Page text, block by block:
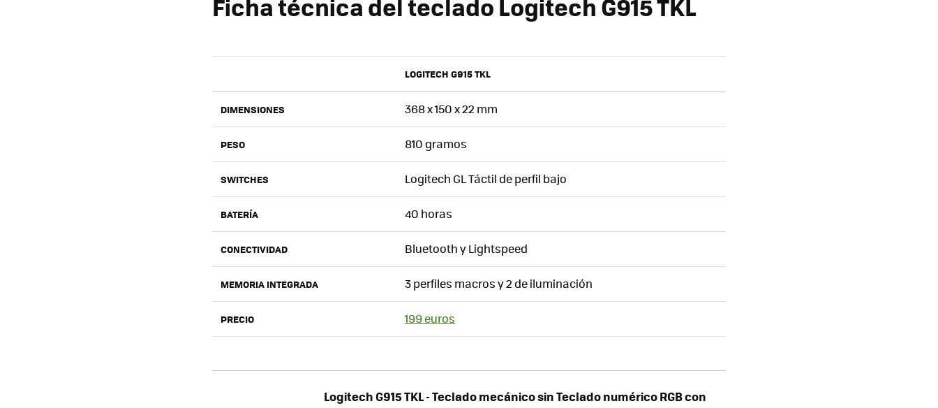
Ficha técnica del teclado Logitech G915 TKL
LOGITECH G915 TKL
DIMENSIONES 368 x 150 x 22 mm
PESO 810 gramos
SWITCHES Logitech GL Táctil de perfil bajo
BATERÍA 40 horas
CONECTIVIDAD Bluetooth y Lightspeed
MEMORIA INTEGRADA 3 perfiles macros y 2 de iluminación
PRECIO 199 euros
Logitech G915 TKL - Teclado mecánico sin Teclado numérico RGB con